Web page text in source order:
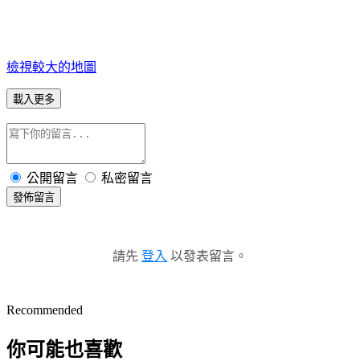
檢視較大的地圖
載入更多
公開留言 私密留言
發佈留言
請先 登入 以發表留言。
Recommended
你可能也喜歡